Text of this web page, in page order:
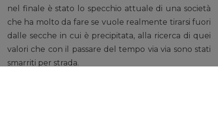
nel finale è stato lo specchio attuale di una società
che ha molto da fare se vuole realmente tirarsi fuori
dalle secche in cui è precipitata, alla ricerca di quei
valori che con il passare del tempo via via sono stati
smarriti per strada.